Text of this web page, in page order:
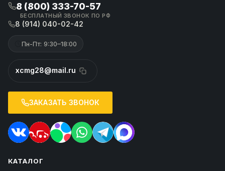
8 (800) 333-70-57
БЕСПЛАТНЫЙ ЗВОНОК ПО РФ
8 (914) 040-02-42
Пн-Пт: 9:30–18:00
xcmg28@mail.ru
ЗАКАЗАТЬ ЗВОНОК
КАТАЛОГ